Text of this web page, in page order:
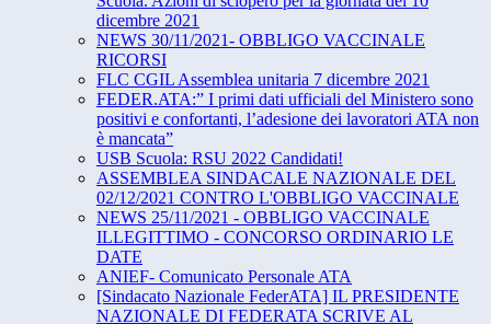
dicembre 2021
NEWS 30/11/2021- OBBLIGO VACCINALE
RICORSI
FLC CGIL Assemblea unitaria 7 dicembre 2021
FEDER.ATA:” I primi dati ufficiali del Ministero sono
positivi e confortanti, l’adesione dei lavoratori ATA non
è mancata”
USB Scuola: RSU 2022 Candidati!
ASSEMBLEA SINDACALE NAZIONALE DEL
02/12/2021 CONTRO L'OBBLIGO VACCINALE
NEWS 25/11/2021 - OBBLIGO VACCINALE
ILLEGITTIMO - CONCORSO ORDINARIO LE
DATE
ANIEF- Comunicato Personale ATA
[Sindacato Nazionale FederATA] IL PRESIDENTE
NAZIONALE DI FEDERATA SCRIVE AL